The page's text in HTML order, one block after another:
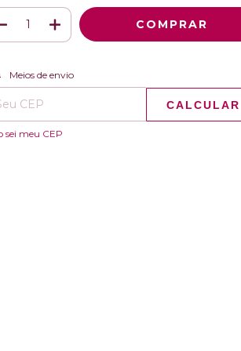
para o CEP:
Meios de envio
CALCULAR
sei meu CEP